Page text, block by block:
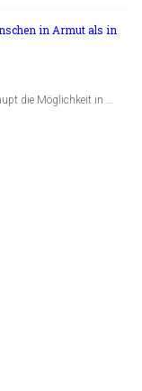
in Armut als in
die Möglichkeit in …